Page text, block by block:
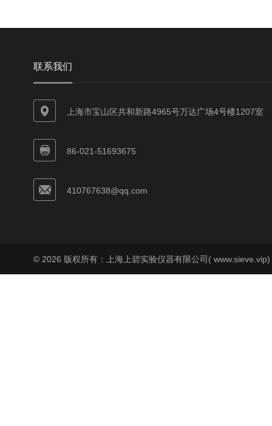
联系我们
上海市宝山区共和新路4965号万达广场4号楼1207室
86-021-51693675
410767638@qq.com
© 2026 版权所有：上海上碧实验仪器有限公司(